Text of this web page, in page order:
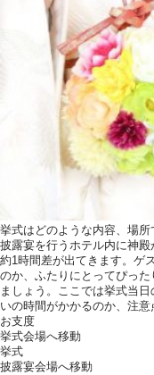
挙式はどのような内容、場
披露宴を行うホテル内に神
約1時間差が出てきます。ゲ
のか、ふたりにとってぴっ
ましょう。ここでは挙式当
いの時間がかかるのか、注意
お支度
挙式会場へ移動
挙式
披露宴会場へ移動